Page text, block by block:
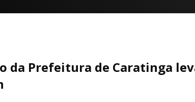
Prefeitura de Caratinga